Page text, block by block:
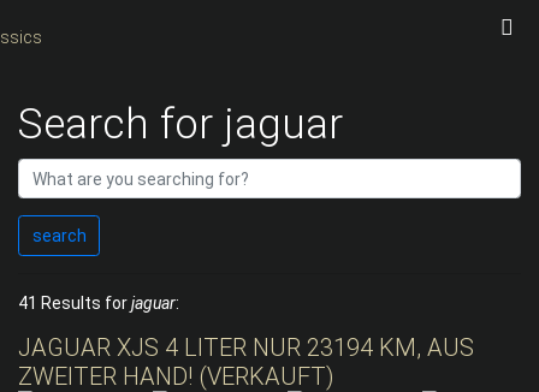
Search for jaguar
search
41 Results forjaguar:
JAGUAR XJS 4 LITER NUR 23194 KM, AUS
ZWEITER HAND! (VERKAUFT)